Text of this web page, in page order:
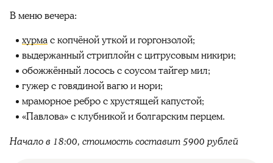
В меню вечера:
хурмас копчёной уткой и горгонзолой;
выдержанный стриплойн с цитрусовым никири;
обожжённый лосось с соусом тайгер мил;
гужер с говядиной вагю и нори;
мраморное ребро с хрустящей капустой;
«Павлова» с клубникой и болгарским перцем.
Начало в 18:00, стоимость составит 5900 рублей